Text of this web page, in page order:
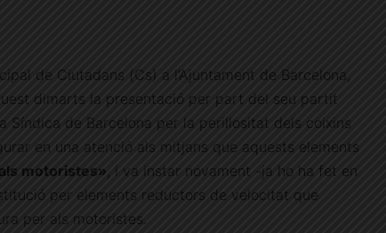
de Ciutadans (Cs) a l’Ajuntament de Barcelona,
dimarts la presentació per part del seu partit
Síndica de Barcelona per la perillositat dels coixins
en una atenció als mitjans que aquests elements
motoristes», i va instar novament -ja ho ha fet en
per elements reductors de velocitat que
per als motoristes.